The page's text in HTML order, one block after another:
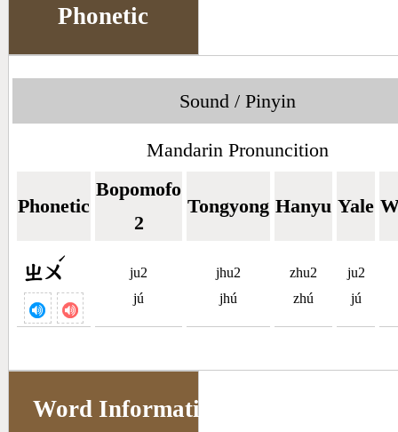
Phonetic
Sound / Pinyin
Mandarin Pronuncition
Phonetic
Bopomofo
2
Tongyong Hanyu Yale
ㄓㄨ
ˊ
ju2
jú
jhu2
jhú
zhu2
zhú
ju2
jú
Word Information